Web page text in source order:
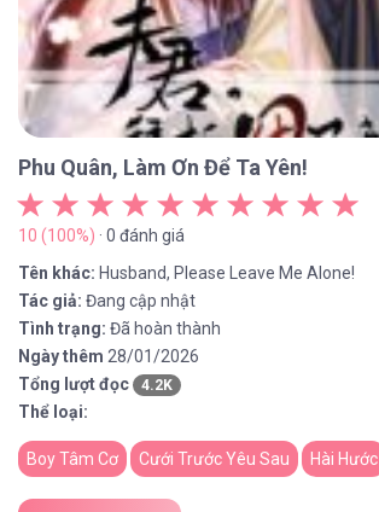
Phu Quân, Làm Ơn Để Ta Yên!
10 (100%) · 0 đánh giá
Tên khác: Husband, Please Leave Me Alone!
Tác giả: Đang cập nhật
Tình trạng: Đã hoàn thành
Ngày thêm 28/01/2026
Tổng lượt đọc
4.2K
Thể loại:
Boy Tâm Cơ Cưới Trước Yêu Sau Hài Hước